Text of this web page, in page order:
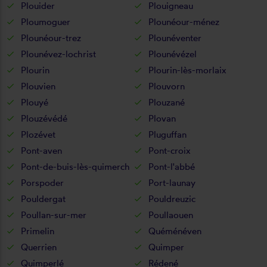
Plouider
Plouigneau
Ploumoguer
Plounéour-ménez
Plounéour-trez
Plounéventer
Plounévez-lochrist
Plounévézel
Plourin
Plourin-lès-morlaix
Plouvien
Plouvorn
Plouyé
Plouzané
Plouzévédé
Plovan
Plozévet
Pluguffan
Pont-aven
Pont-croix
Pont-de-buis-lès-quimerch
Pont-l'abbé
Porspoder
Port-launay
Pouldergat
Pouldreuzic
Poullan-sur-mer
Poullaouen
Primelin
Quéménéven
Querrien
Quimper
Quimperlé
Rédené